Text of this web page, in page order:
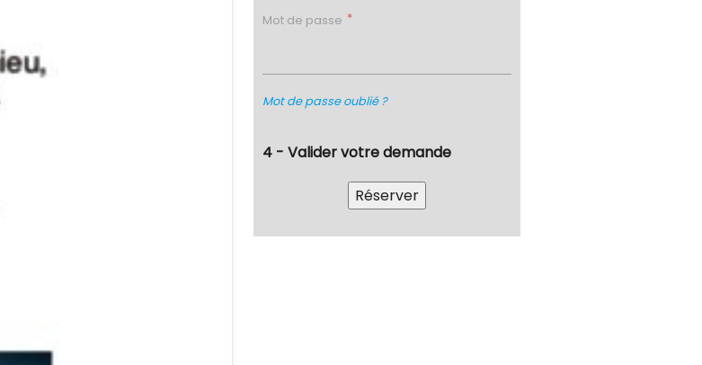
Mot de passe
Mot de passe oublié ?
4 - Valider votre demande